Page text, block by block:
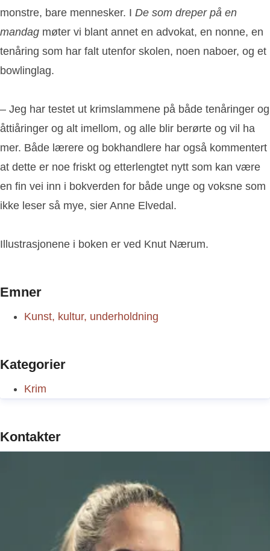
monstre, bare mennesker. I De som dreper på en
mandag møter vi blant annet en advokat, en nonne, en
tenåring som har falt utenfor skolen, noen naboer, og et
bowlinglag.
– Jeg har testet ut krimslammene på både tenåringer og
åttiåringer og alt imellom, og alle blir berørte og vil ha
mer. Både lærere og bokhandlere har også kommentert
at dette er noe friskt og etterlengtet nytt som kan være
en fin vei inn i bokverden for både unge og voksne som
ikke leser så mye, sier Anne Elvedal.
Illustrasjonene i boken er ved Knut Nærum.
Emner
Kunst, kultur, underholdning
Kategorier
Krim
Kontakter